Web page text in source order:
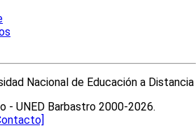
- UNED Barbastro 2000-2026.